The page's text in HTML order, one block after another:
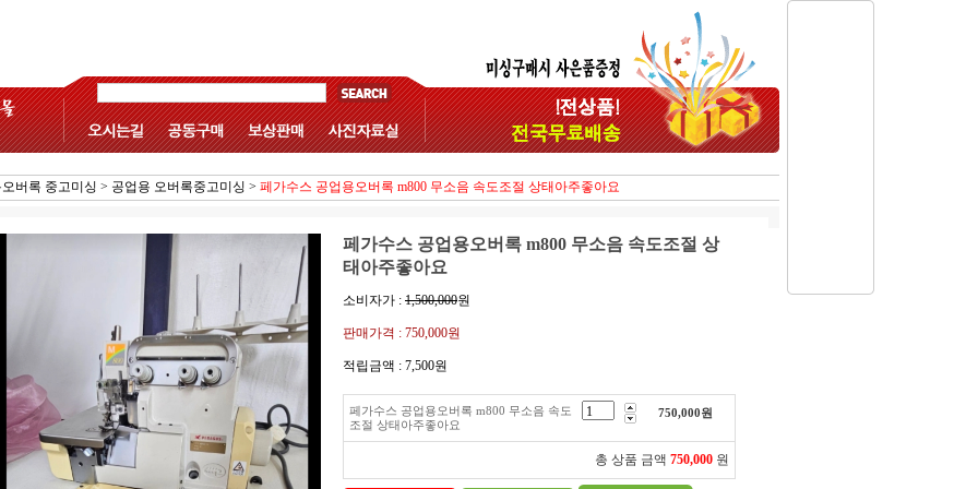
버록 중고미싱 > 공업용 오버록중고미싱 > 페가수스 공업용오버록 m800 무소음 속도조절 상태아주좋아요
페가수스 공업용오버록 m800 무소음 속도조절 상
태아주좋아요
소비자가 : 1,500,000원
판매가격 : 750,000원
적립금액 : 7,500원
페가수스 공업용오버록 m800 무소음 속도
조절 상태아주좋아요
750,000원
총 상품 금액 750,000 원